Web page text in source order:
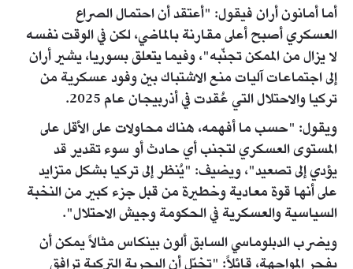
أما أمانون أران فيقول: "أعتقد أن احتمال الصراع
العسكري أصبح أعلى مقارنة بالماضي، لكن في الوقت نفسه
لا يزال من الممكن تجنّبه"، وفيما يتعلق بسوريا، يشير أران
إلى اجتماعات آليات منع الاشتباك بين وفود عسكرية من
تركيا والاحتلال التي عُقدت في أذربيجان عام 2025.
ويقول: "حسب ما أفهمه، هناك محاولات على الأقل على
المستوى العسكري لتجنب أي حادث أو سوء تقدير قد
يؤدي إلى تصعيد"، ويضيف: "يُنظر إلى تركيا بشكل متزايد
على أنها قوة معادية وخطيرة من قبل جزء كبير من النخبة
السياسية والعسكرية في الحكومة وجيش الاحتلال".
ويضرب الدبلوماسي السابق ألون بينكاس مثالاً يمكن أن